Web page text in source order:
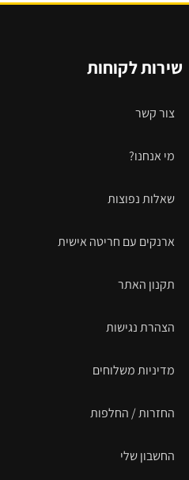
שירות לקוחות
צור קשר
מי אנחנו?
שאלות נפוצות
ארנקים עם חריטה אישית
תקנון האתר
הצהרת נגישות
מדיניות משלוחים
החזרות / החלפות
החשבון שלי